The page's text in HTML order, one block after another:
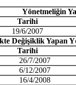
Yönetmeliğin
Tarihi
19/6/2007
Değişiklik Yapan
Tarihi
26/7/2007
6/12/2007
16/4/2008